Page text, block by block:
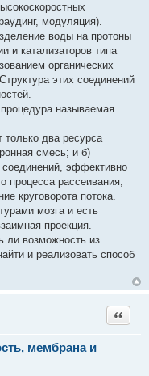
модуляция).
воды на протоны
и катализаторов типа
органических
этих соединений
называемая
два ресурса
смесь; и б)
соединений, эффективно
процесса рассеивания,
круговорота потока.
мозга и есть
проекция.
ли возможность из
и реализовать способ
мембрана и
Цитата